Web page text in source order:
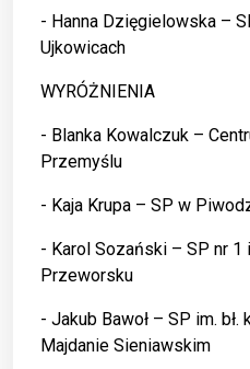
- Hanna Dzięgielowska –
Ujkowicach
WYRÓŻNIENIA
- Blanka Kowalczuk –
Przemyślu
- Kaja Krupa – SP w
- Karol Sozański – SP nr 1
Przeworsku
- Jakub Bawoł – SP im.
Majdanie Sieniawskim